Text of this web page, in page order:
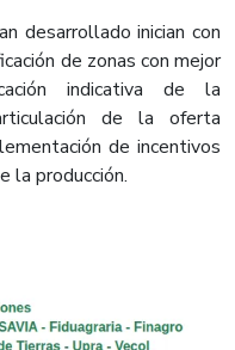
desarrollado inician con
de zonas con mejor
indicativa de la
de la oferta
de incentivos
la producción.​